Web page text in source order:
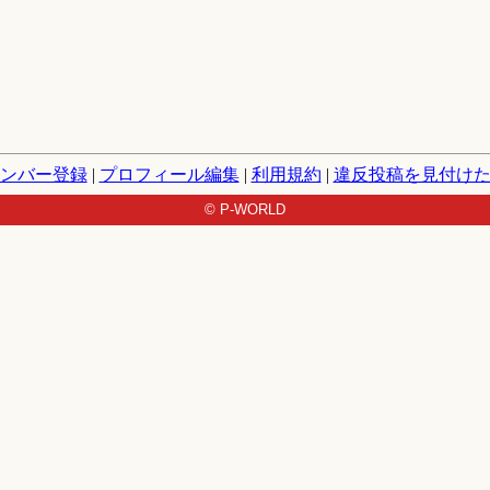
バー登録| プロフィール編集| 利用規約 | 違反投稿を見付け
© P-WORLD